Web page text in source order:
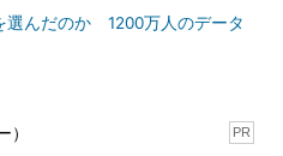
選んだのか 1200万人のデータ
PR